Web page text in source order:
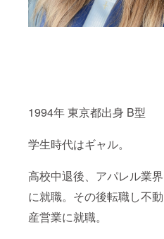
1994年 東京都出身 B型
学生時代はギャル。
高校中退後、アパレル業界
に就職。その後転職し不動
産営業に就職。